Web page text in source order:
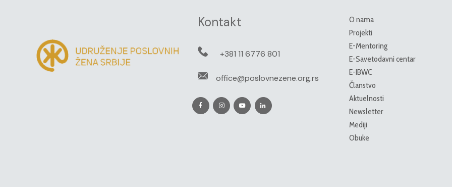
Kontakt
+381 11 6776 801
office@poslovnezene.org.rs
O nama
Projekti
E-Mentoring
E-Savetodavni centar
E-IBWC
Članstvo
Aktuelnosti
Newsletter
Mediji
Obuke